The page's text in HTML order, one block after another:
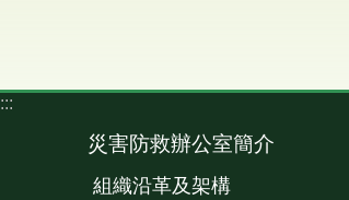
:::
災害防救辦公室簡介
組織沿革及架構